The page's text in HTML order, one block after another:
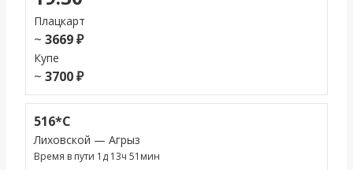
Плацкарт
~ 3669 ₽
Купе
~ 3700 ₽
516*С
Лиховской — Агрыз
Время в пути 1д 13ч 51мин